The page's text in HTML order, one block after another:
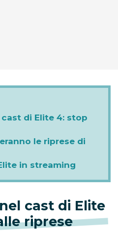
di Elite 4: stop
le riprese di
in streaming
cast di Elite
riprese